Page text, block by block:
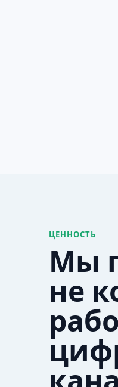
ЦЕННОСТЬ
Мы
не